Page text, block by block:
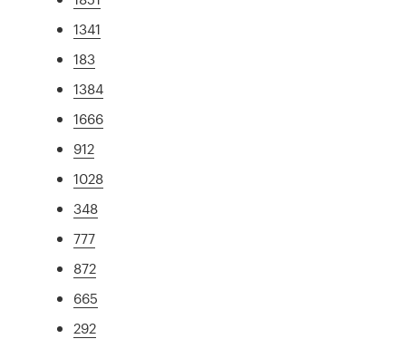
1341
183
1384
1666
912
1028
348
777
872
665
292